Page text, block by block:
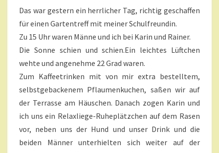
R
E
F
F
?
>
A
Das war gestern ein herrlicher Tag, richtig geschaffen
für einen Gartentreff mit meiner Schulfreundin.
Zu 15 Uhr waren Männe und ich bei Karin und Rainer.
Die Sonne schien und schien.Ein leichtes Lüftchen
wehte und angenehme 22 Grad waren.
Zum Kaffeetrinken mit von mir extra bestelltem,
selbstgebackenem Pflaumenkuchen, saßen wir auf
der Terrasse am Häuschen. Danach zogen Karin und
ich uns ein Relaxliege-Ruheplätzchen auf dem Rasen
vor, neben uns der Hund und unser Drink und die
beiden Männer unterhielten sich weiter auf der